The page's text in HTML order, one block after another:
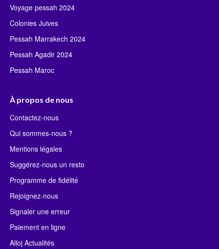
Voyage pessah 2024
Colonies Juives
Pessah Marrakech 2024
Pessah Agadir 2024
Pessah Maroc
À propos de nous
Contactez-nous
Qui sommes-nous ?
Mentions légales
Suggérez-nous un resto
Programme de fidélité
Rejoignez-nous
Signaler une erreur
Paiement en ligne
Alloj Actualités